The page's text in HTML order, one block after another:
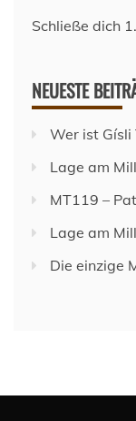
Schließe dich
NEUESTE
Wer ist Gísli
Lage am
MT119 –
Lage am
Die einzige